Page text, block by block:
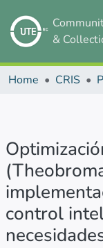
&
Home CRIS
control